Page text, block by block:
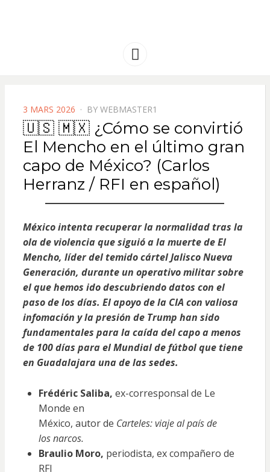
AMERIQUE
Menu
POSTED
ON
3 MARS 2026 BY WEBMASTER1
🇺🇸 🇲🇽 ¿Cómo se convirtió
El Mencho en el último gran
capo de México? (Carlos
Herranz / RFI en español)
México intenta recuperar la normalidad tras la
ola de violencia que siguió a la muerte de El
Mencho, líder del temido cártel Jalisco Nueva
Generación, durante un operativo militar sobre
el que hemos ido descubriendo datos con el
paso de los días. El apoyo de la CIA con valiosa
infomación y la presión de Trump han sido
fundamentales para la caída del capo a menos
de 100 días para el Mundial de fútbol que tiene
en Guadalajara una de las sedes.
Frédéric Saliba, ex-corresponsal de Le
Monde en
México, autor de Carteles: viaje al país de
los narcos.
Braulio Moro, periodista, ex compañero de
RFI